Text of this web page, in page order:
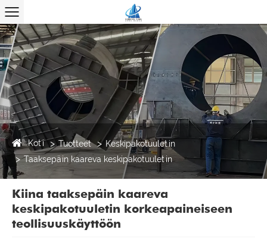
Koti Tuotteet
Keskipakotuuletin
Taaksepäin kaareva keskipakotuuletin
Kiina taaksepäin kaareva
keskipakotuuletin korkeapaineiseen
teollisuuskäyttöön